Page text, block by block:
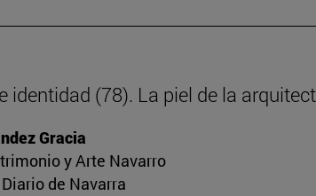
identidad (78). La piel de la
Gracia
y Arte Navarro
Diario de Navarra